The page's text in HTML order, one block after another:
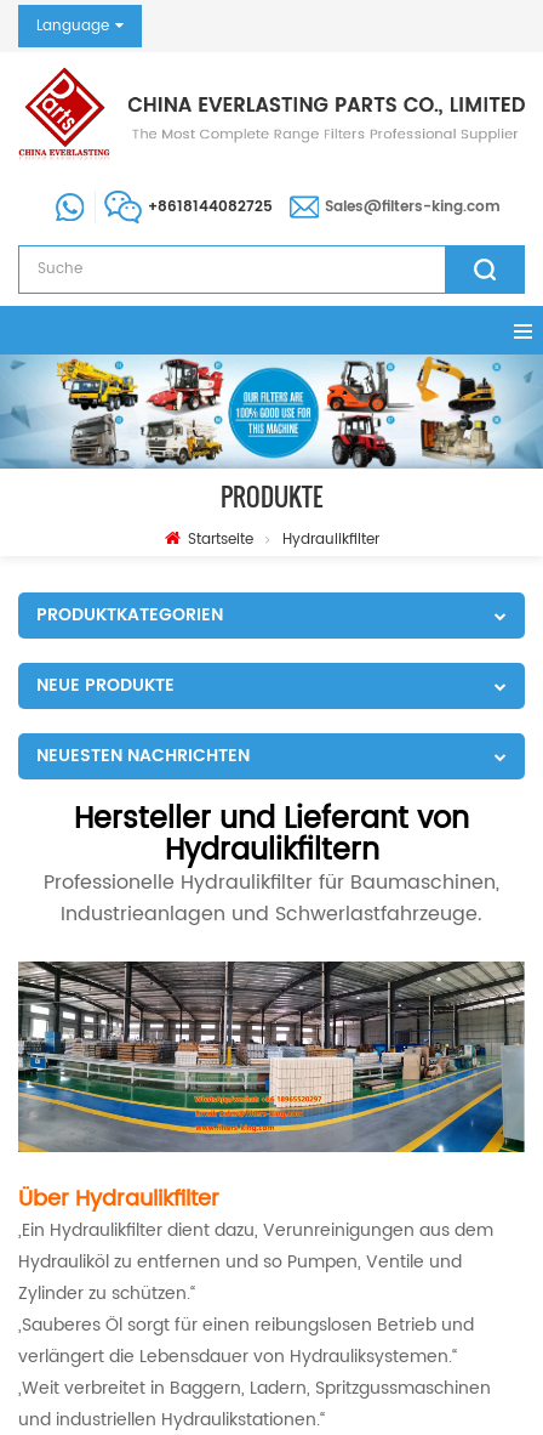
Language
+8618144082725 Sales@filters-king.com
PRODUKTE
Startseite Hydraulikfilter
PRODUKTKATEGORIEN
NEUE PRODUKTE
NEUESTEN NACHRICHTEN
Hersteller und Lieferant von
Hydraulikfiltern
Professionelle Hydraulikfilter für Baumaschinen,
Industrieanlagen und Schwerlastfahrzeuge.
Über Hydraulikfilter
„Ein Hydraulikfilter dient dazu, Verunreinigungen aus dem
Hydrauliköl zu entfernen und so Pumpen, Ventile und
Zylinder zu schützen.“
„Sauberes Öl sorgt für einen reibungslosen Betrieb und
verlängert die Lebensdauer von Hydrauliksystemen.“
„Weit verbreitet in Baggern, Ladern, Spritzgussmaschinen
und industriellen Hydraulikstationen.“